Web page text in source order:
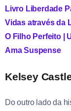
Livro Liberdade
Vidas através da
O Filho Perfeito |
Ama Suspense
Kelsey
Do outro lado da